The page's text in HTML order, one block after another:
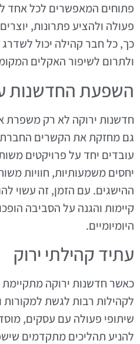
פתוחים המאפשרים לכל אחד
פעולה ולהציע פתרונות,
כך, כל חבר קהילה יכול
ולתרום לשיפור האקלים
השפעת החדשנות
חדשנות ירוקה לא רק משפרת
גם מחזקת את הקשרים
עובדים יחד על פרויקטים
יחסים משמעותיות, חוויות
ההישגים. עם הזמן, זה עשוי
קיימות והגנה על הסביבה
היומיומיים.
עתיד קהילתי ירוק
כאשר חדשנות ירוקה
לקהילות רבות לגשת
שיתופי פעולה עם עסקים,
להניע תהליכים מתקדמים